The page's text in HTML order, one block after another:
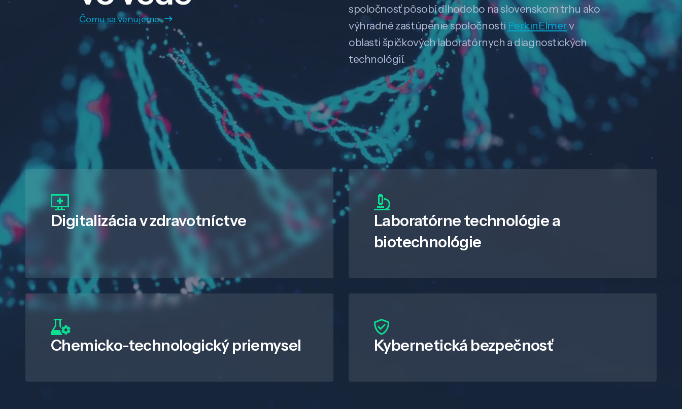
Čomu sa venujeme
spoločnosť pôsobí dlhodobo na slovenskom trhu ako
výhradné zastúpenie spoločnosti PerkinElmerv
oblasti špičkových laboratórnych a diagnostických
technológií.
Digitalizáciav zdravotníctve
Laboratórne technológie a
biotechnológie
Chemicko-technologický priemysel Kybernetická bezpečnosť